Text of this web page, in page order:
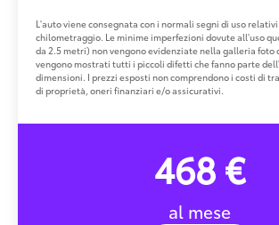
L'auto viene consegnata con i normali segni di uso
chilometraggio. Le minime imperfezioni dovute all'uso
da 2.5 metri) non vengono evidenziate nella galleria foto
vengono mostrati tutti i piccoli difetti che fanno parte
dimensioni. I prezzi esposti non comprendono i costi di
di proprietà, oneri finanziari e/o assicurativi.
468 €
al mese